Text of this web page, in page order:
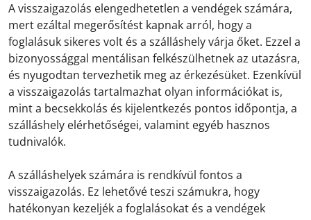
A visszaigazolás elengedhetetlen a vendégek számára,
mert ezáltal megerősítést kapnak arról, hogy a
foglalásuk sikeres volt és a szálláshely várja őket. Ezzel a
bizonyossággal mentálisan felkészülhetnek az utazásra,
és nyugodtan tervezhetik meg az érkezésüket. Ezenkívül
a visszaigazolás tartalmazhat olyan információkat is,
mint a becsekkolás és kijelentkezés pontos időpontja, a
szálláshely elérhetőségei, valamint egyéb hasznos
tudnivalók.
A szálláshelyek számára is rendkívül fontos a
visszaigazolás. Ez lehetővé teszi számukra, hogy
hatékonyan kezeljék a foglalásokat és a vendégek